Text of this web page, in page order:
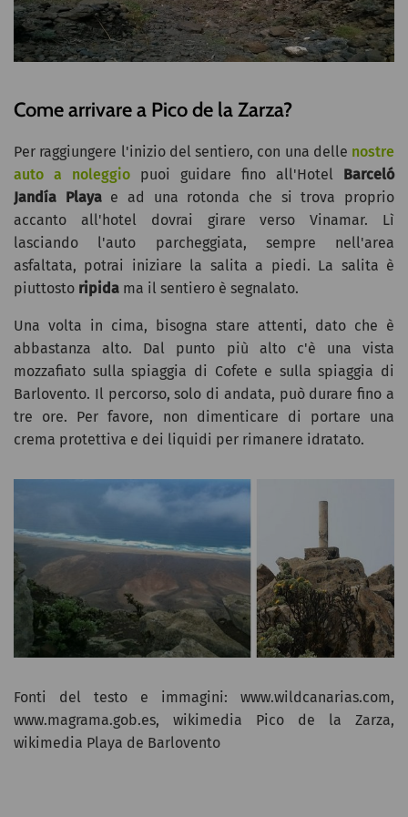
Come arrivare a Pico de la Zarza?
Per raggiungere l'inizio del sentiero, con una delle nostre
auto a noleggio puoi guidare fino all'Hotel Barceló
Jandía Playae ad una rotonda che si trova proprio
accanto all'hotel dovrai girare verso Vinamar. Lì
lasciando l'auto parcheggiata, sempre nell'area
asfaltata, potrai iniziare la salita a piedi. La salita è
piuttosto ripida ma il sentiero è segnalato.
Una volta in cima, bisogna stare attenti, dato che è
abbastanza alto. Dal punto più alto c'è una vista
mozzafiato sulla spiaggia di Cofete e sulla spiaggia di
Barlovento. Il percorso, solo di andata, può durare fino a
tre ore. Per favore, non dimenticare di portare una
crema protettiva e dei liquidi per rimanere idratato.
Fonti del testo e immagini: www.wildcanarias.com,
www.magrama.gob.es, wikimedia Pico de la Zarza,
wikimedia Playa de Barlovento